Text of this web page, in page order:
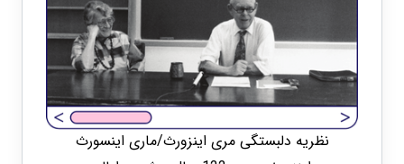
نظریه دلبستگی مری اینزورث/ماری اینسورث